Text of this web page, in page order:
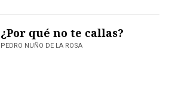
¿Por qué no te callas?
PEDRO NUÑO DE LA ROSA